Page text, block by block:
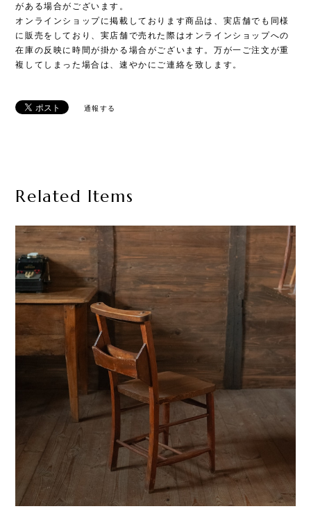
がある場合がございます。
オンラインショップに掲載しております商品は、実店舗でも同様
に販売をしており、実店舗で売れた際はオンラインショップへの
在庫の反映に時間が掛かる場合がございます。万が一ご注文が重
複してしまった場合は、速やかにご連絡を致します。
通報する
Related Items